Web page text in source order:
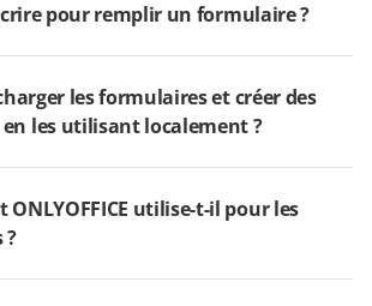
pour remplir un formulaire ?
les formulaires et créer des
les utilisant localement ?
utilise-t-il pour les
?